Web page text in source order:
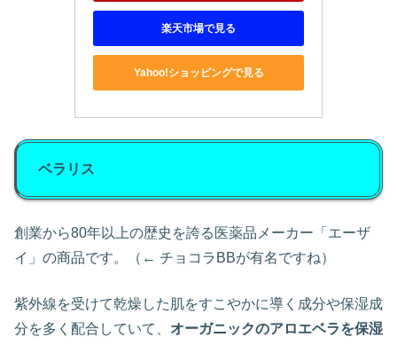
楽天市場で見る
Yahoo!ショッピングで見る
ベラリス
創業から80年以上の歴史を誇る医薬品メーカー「エーザ
イ」の商品です。（← チョコラBBが有名ですね）
紫外線を受けて乾燥した肌をすこやかに導く成分や保湿成
分を多く配合していて、 オーガニックのアロエベラを保湿